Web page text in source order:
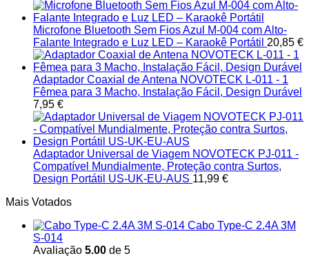
Microfone Bluetooth Sem Fios Azul M-004 com Alto-
Falante Integrado e Luz LED – Karaokê Portátil 20,85 €
Adaptador Coaxial de Antena NOVOTECK L-011 - 1
Fêmea para 3 Macho, Instalação Fácil, Design Durável
7,95 €
Adaptador Universal de Viagem NOVOTECK PJ-011 -
Compatível Mundialmente, Proteção contra Surtos,
Design Portátil US-UK-EU-AUS 11,99 €
Mais Votados
Cabo Type-C 2.4A 3M
S-014
Avaliação 5.00 de 5